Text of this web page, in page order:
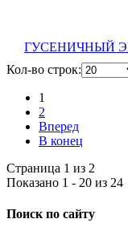
ГУСЕНИЧНЫЙ
Кол-во строк:
1
2
Вперед
В конец
Страница 1 из 2
Показано 1 - 20 из 24
Поиск по сайту